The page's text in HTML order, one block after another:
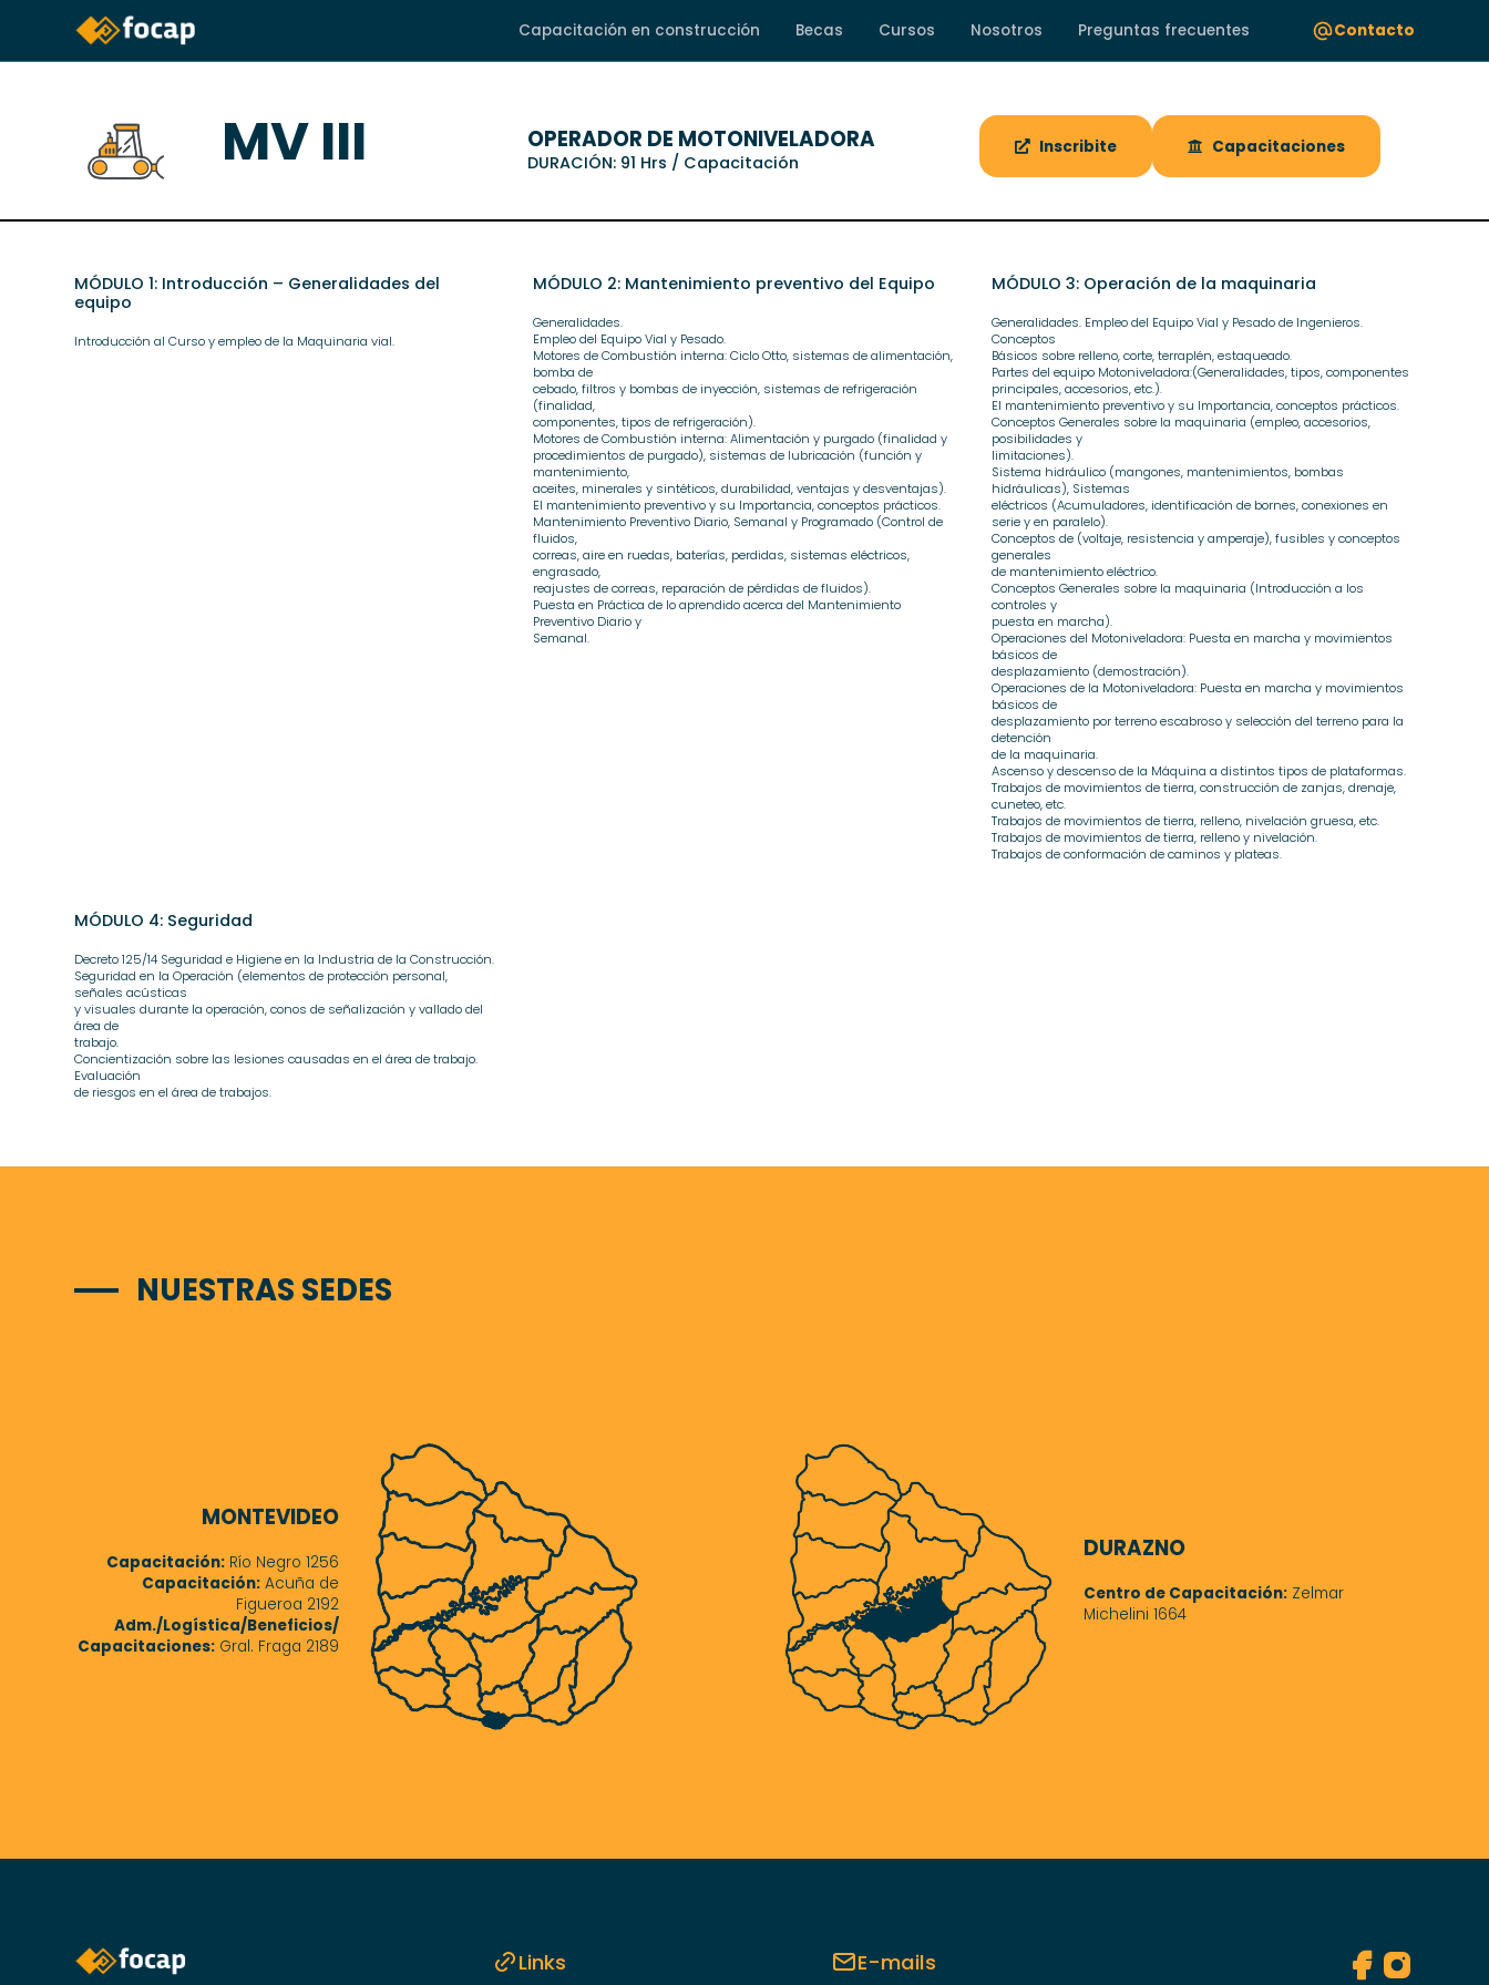
Capacitación en construcción Becas Cursos Nosotros Preguntas frecuentes Contacto
MV III OPERADOR DE MOTONIVELADORA
DURACIÓN: 91 Hrs / Capacitación
Inscribite Capacitaciones
MÓDULO 1: Introducción – Generalidades del
equipo
Introducción al Curso y empleo de la Maquinaria vial.
MÓDULO 2: Mantenimiento preventivo del Equipo
Generalidades.
Empleo del Equipo Vial y Pesado.
Motores de Combustión interna: Ciclo Otto, sistemas de alimentación,
bomba de
cebado, filtros y bombas de inyección, sistemas de refrigeración
(finalidad,
componentes, tipos de refrigeración).
Motores de Combustión interna: Alimentación y purgado (finalidad y
procedimientos de purgado), sistemas de lubricación (función y
mantenimiento,
aceites, minerales y sintéticos, durabilidad, ventajas y desventajas).
El mantenimiento preventivo y su Importancia, conceptos prácticos.
Mantenimiento Preventivo Diario, Semanal y Programado (Control de
fluidos,
correas, aire en ruedas, baterías, perdidas, sistemas eléctricos,
engrasado,
reajustes de correas, reparación de pérdidas de fluidos).
Puesta en Práctica de lo aprendido acerca del Mantenimiento
Preventivo Diario y
Semanal.
MÓDULO 3: Operación de la maquinaria
Generalidades. Empleo del Equipo Vial y Pesado de Ingenieros.
Conceptos
Básicos sobre relleno, corte, terraplén, estaqueado.
Partes del equipo Motoniveladora:(Generalidades, tipos, componentes
principales, accesorios, etc.).
El mantenimiento preventivo y su Importancia, conceptos prácticos.
Conceptos Generales sobre la maquinaria (empleo, accesorios,
posibilidades y
limitaciones).
Sistema hidráulico (mangones, mantenimientos, bombas
hidráulicas), Sistemas
eléctricos (Acumuladores, identificación de bornes, conexiones en
serie y en paralelo).
Conceptos de (voltaje, resistencia y amperaje), fusibles y conceptos
generales
de mantenimiento eléctrico.
Conceptos Generales sobre la maquinaria (Introducción a los
controles y
puesta en marcha).
Operaciones del Motoniveladora: Puesta en marcha y movimientos
básicos de
desplazamiento (demostración).
Operaciones de la Motoniveladora: Puesta en marcha y movimientos
básicos de
desplazamiento por terreno escabroso y selección del terreno para la
detención
de la maquinaria.
Ascenso y descenso de la Máquina a distintos tipos de plataformas.
Trabajos de movimientos de tierra, construcción de zanjas, drenaje,
cuneteo, etc.
Trabajos de movimientos de tierra, relleno, nivelación gruesa, etc.
Trabajos de movimientos de tierra, relleno y nivelación.
Trabajos de conformación de caminos y plateas.
MÓDULO 4: Seguridad
Decreto 125/14 Seguridad e Higiene en la Industria de la Construcción.
Seguridad en la Operación (elementos de protección personal,
señales acústicas
y visuales durante la operación, conos de señalización y vallado del
área de
trabajo.
Concientización sobre las lesiones causadas en el área de trabajo.
Evaluación
de riesgos en el área de trabajos.
NUESTRAS SEDES
MONTEVIDEO
Capacitación:Río Negro 1256
Capacitación:Acuña de
Figueroa 2192
Adm./Logística/Beneficios/
Capacitaciones:Gral. Fraga 2189
DURAZNO
Centro de Capacitación: Zelmar
Michelini 1664
Links E-mails